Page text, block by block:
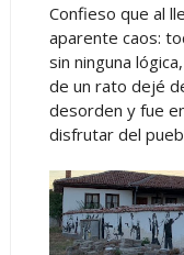
Confieso que al
aparente caos:
sin ninguna
de un rato dejé
desorden y fue
disfrutar del